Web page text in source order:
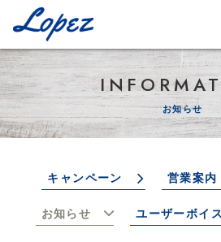
お知らせ
キャンペーン 営業案内
お知らせ ユーザーボイス